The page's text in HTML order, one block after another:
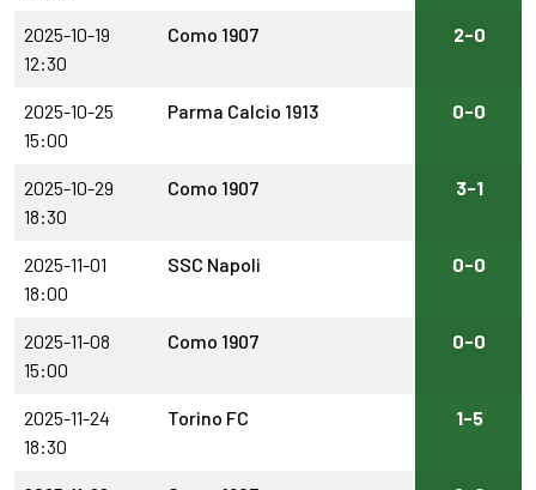
2025-10-19
12:30
Como 1907 2-0
2025-10-25
15:00
Parma Calcio 1913 0-0
2025-10-29
18:30
Como 1907 3-1
2025-11-01
18:00
SSC Napoli 0-0
2025-11-08
15:00
Como 1907 0-0
2025-11-24
18:30
Torino FC 1-5